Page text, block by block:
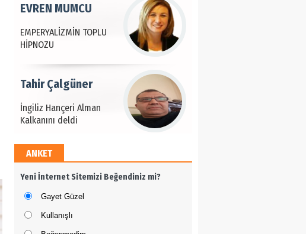
EMPERYALİZMİN TOPLU
HİPNOZU
EVREN MUMCU
İngiliz Hançeri Alman
Kalkanını deldi
Tahir Çalgüner
Dava adamı olmak
Salih Ergül
ANKET
Yeni İnternet Sitemizi Beğendiniz mi?
Gayet Güzel
Kullanışlı